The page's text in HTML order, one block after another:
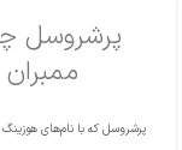
پرشروسل
پرشروسل که با نام‌های